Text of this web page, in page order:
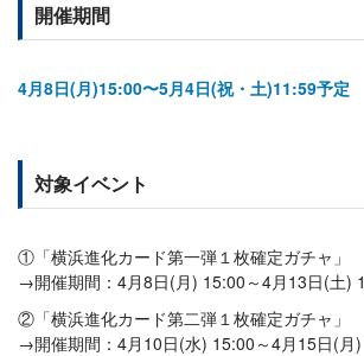
開催期間
4月8日(月)15:00〜5月4日(祝・土)11:59予定
対象イベント
①「横浜進化カード第一弾１枚確定ガチャ」
→開催期間：4月8日(月) 15:00～4月13日(土)
②「横浜進化カード第二弾１枚確定ガチャ」
→開催期間：4月10日(水) 15:00～4月15日(月